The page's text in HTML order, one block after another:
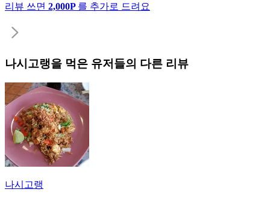
리뷰 쓰면 2,000P 를 추가로 드려요
나시고랭을 먹은 유저들의 다른 리뷰
나시고랭